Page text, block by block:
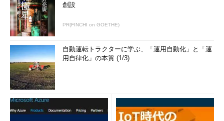
創設
PR(FINCHI on GOETHE)
自動運転トラクターに学ぶ、「運用自動化」と「運
用自律化」の本質 (1/3)